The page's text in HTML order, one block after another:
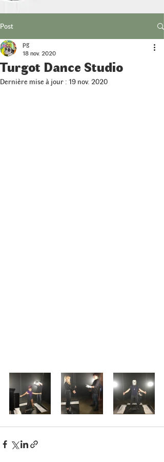
Post
Turgot Dance Studio
pg
18 nov. 2020
Dernière mise à jour : 19 nov. 2020